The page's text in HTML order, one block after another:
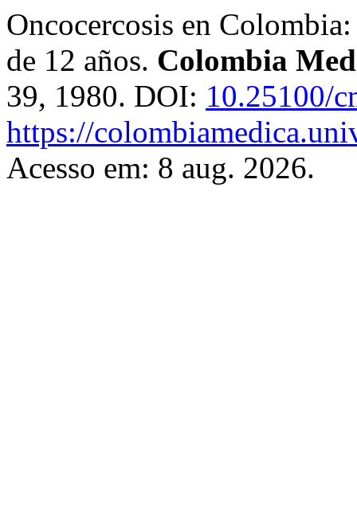
Oncocercosis en
de 12 años. Colombia
39, 1980. DOI: 10.25100/
https://
Acesso em: 8 aug. 2026.